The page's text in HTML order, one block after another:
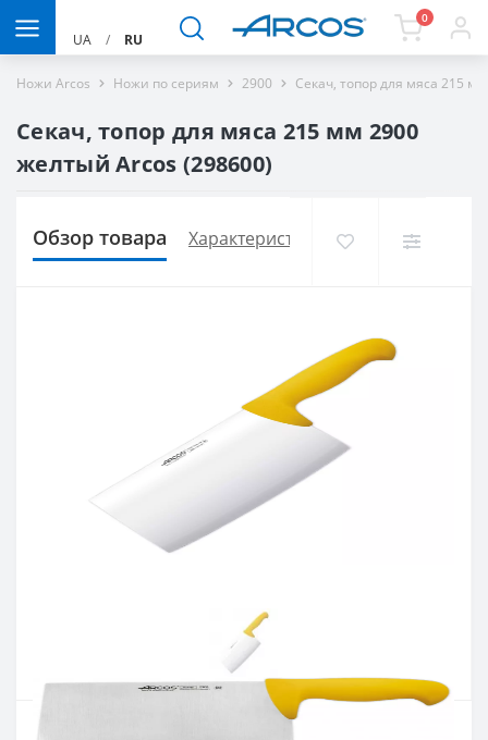
UA / RU
0
Ножи Arcos Ножи по сериям 2900 Секач, топор для мяса 215
Секач, топор для мяса 215 мм 2900
желтый Arcos (298600)
Обзор товара Характеристики Доставка и